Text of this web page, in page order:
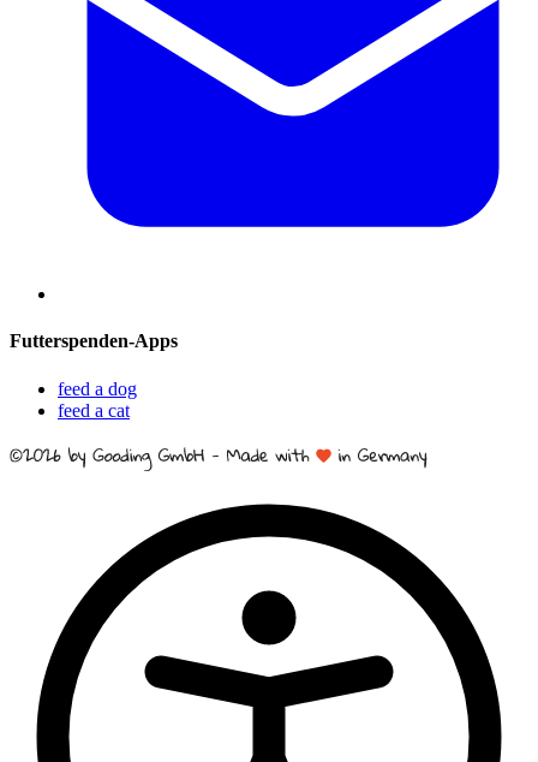
Futterspenden-Apps
feed a dog
feed a cat